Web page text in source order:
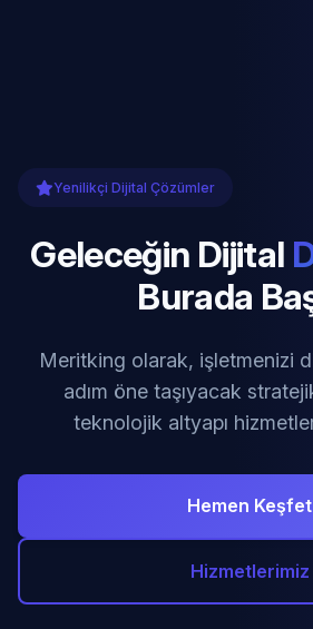
Yenilikçi Dijital Çözümler
Geleceğin Dijital
Burada
Meritking olarak, işletmenizi
adım öne taşıyacak
teknolojik altyapı
Hemen Keşfet
Hizmetlerimiz